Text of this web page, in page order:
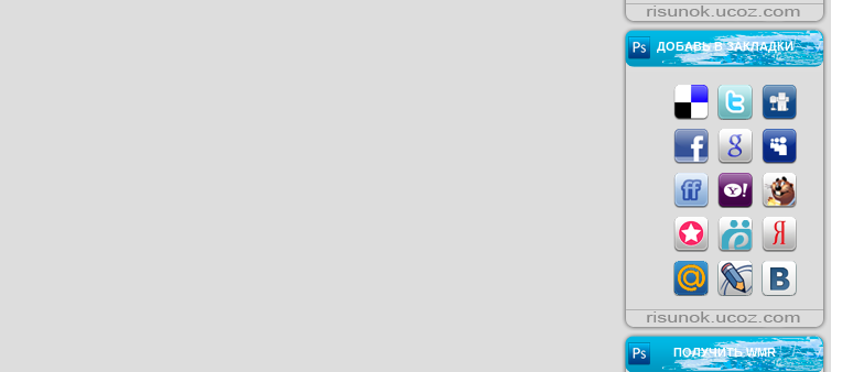
ДОБАВЬ В ЗАКЛАДКИ
ПОЛУЧИТЬ WMR